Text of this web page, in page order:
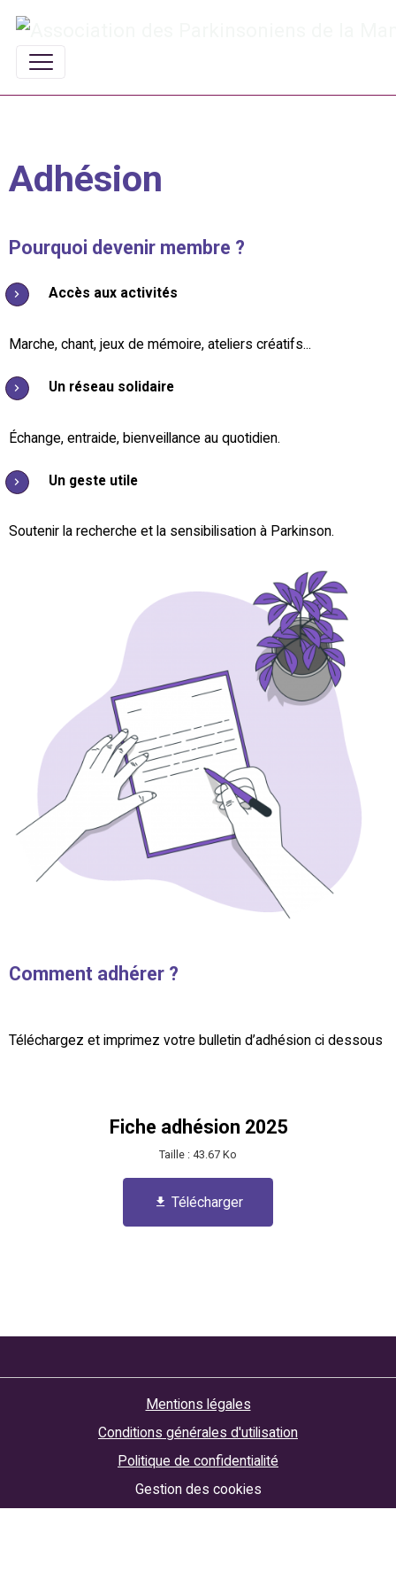
Adhésion
Pourquoi devenir membre ?
Accès aux activités
Marche, chant, jeux de mémoire, ateliers créatifs...
Un réseau solidaire
Échange, entraide, bienveillance au quotidien.
Un geste utile
Soutenir la recherche et la sensibilisation à Parkinson.
Comment adhérer ?
Téléchargez et imprimez votre bulletin d’adhésion ci dessous
Fiche adhésion 2025
Taille : 43.67 Ko
Télécharger
Mentions légales
Conditions générales d'utilisation
Politique de confidentialité
Gestion des cookies